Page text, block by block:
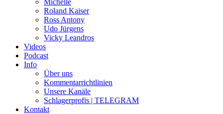
Michelle
Roland Kaiser
Ross Antony
Udo Jürgens
Vicky Leandros
Videos
Podcast
Info
Über uns
Kommentarrichtlinien
Unsere Kanäle
Schlagerprofis | TELEGRAM
Kontakt